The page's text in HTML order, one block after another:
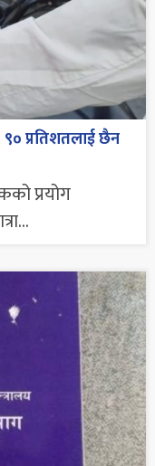
९० प्रतिशतलाई छैन
प्रयोग